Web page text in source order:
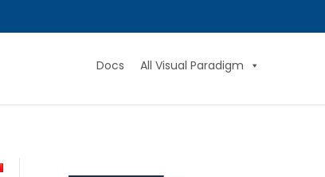
Docs All Visual Paradigm